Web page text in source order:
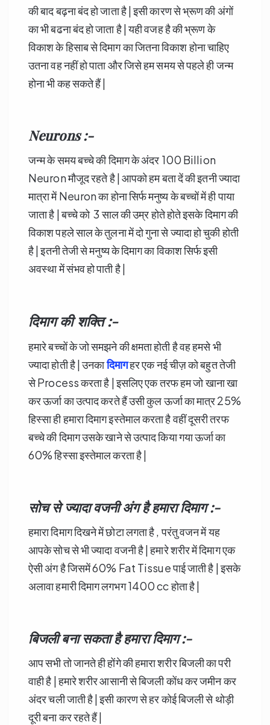
की बाद बढ़ना बंद हो जाता है | इसी कारण से भ्रूण की अंगों
का भी बढना बंद हो जाता है | यही वजह है की भ्रूण के
विकाश के हिसाब से दिमाग का जितना विकाश होना चाहिए
उतना वह नहीं हो पाता और जिसे हम समय से पहले ही जन्म
होना भी कह सकते हैं |
Neurons :-
जन्म के समय बच्चे की दिमाग के अंदर 100 Billion
Neuron मौजूद रहते है | आपको हम बता दें की इतनी ज्यादा
मात्रा में Neuron का होना सिर्फ मनुष्य के बच्चों में ही पाया
जाता है | बच्चे को 3 साल की उम्र होते होते इसके दिमाग की
विकाश पहले साल के तुलना में दो गुना से ज्यादा हो चुकी होती
है | इतनी तेजी से मनुष्य के दिमाग का विकाश सिर्फ इसी
अवस्था में संभव हो पाती है |
दिमाग की शक्ति :-
हमारे बच्चों के जो समझने की क्षमता होती है वह हमसे भी
ज्यादा होती है | उनकादिमागहर एक नई चीज़ को बहुत तेजी
से Process करता है | इसलिए एक तरफ हम जो खाना खा
कर ऊर्जा का उत्पाद करते हैं उसी कुल ऊर्जा का मात्र 25%
हिस्सा ही हमारा दिमाग इस्तेमाल करता है वहीं दूसरी तरफ
बच्चे की दिमाग उसके खाने से उत्पाद किया गया ऊर्जा का
60% हिस्सा इस्तेमाल करता है |
सोच से ज्यादा वजनी अंग है हमारा दिमाग :-
हमारा दिमाग दिखने में छोटा लगता है , परंतु वजन में यह
आपके सोच से भी ज्यादा वजनी है | हमारे शरीर में दिमाग एक
ऐसी अंग है जिसमें 60% Fat Tissue पाई जाती है | इसके
अलावा हमारी दिमाग लगभग 1400 cc होता है |
बिजली बना सकता है हमारा दिमाग :-
आप सभी तो जानते ही होंगे की हमारा शरीर बिजली का परी
वाही है | हमारे शरीर आसानी से बिजली कोंध कर जमीन कर
अंदर चली जाती है | इसी कारण से हर कोई बिजली से थोड़ी
दूरी बना कर रहते हैं |